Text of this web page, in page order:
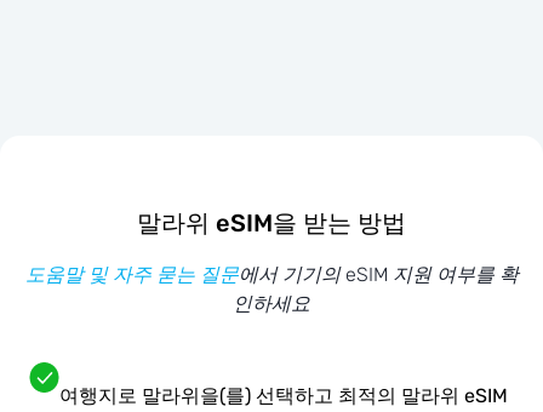
말라위 eSIM을 받는 방법
도움말 및 자주 묻는 질문에서 기기의 eSIM 지원 여부를 확
인하세요
여행지로 말라위을(를) 선택하고 최적의 말라위 eSIM